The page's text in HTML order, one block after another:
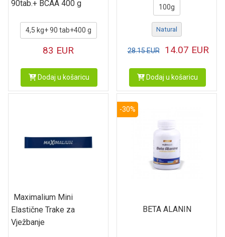
90tab.+ BCAA 400 g
4,5 kg+ 90 tab+400 g
83 EUR
Dodaj u košaricu
100g
Natural
28.15EUR 14.07 EUR
Dodaj u košaricu
Maximalium Mini
Elastične Trake za
Vježbanje
-30%
BETA ALANIN